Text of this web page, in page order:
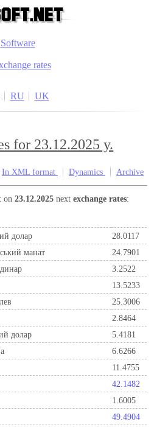
Software
rates
RU UK
for 23.12.2025 y.
In XML format Dynamics Archive
on23.12.2025 nextexchange rates:
долар
28.0117
манат
24.7901
3.2522
13.5233
25.3006
2.8464
долар
5.4181
6.6266
11.4755
42.1482
1.6005
49.4904